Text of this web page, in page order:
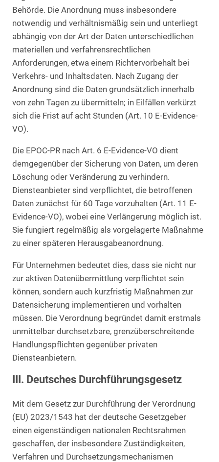
Behörde. Die Anordnung muss insbesondere
notwendig und verhältnismäßig sein und unterliegt
abhängig von der Art der Daten unterschiedlichen
materiellen und verfahrensrechtlichen
Anforderungen, etwa einem Richtervorbehalt bei
Verkehrs- und Inhaltsdaten. Nach Zugang der
Anordnung sind die Daten grundsätzlich innerhalb
von zehn Tagen zu übermitteln; in Eilfällen verkürzt
sich die Frist auf acht Stunden (Art. 10 E-Evidence-
VO).
Die EPOC-PR nach Art. 6 E-Evidence-VO dient
demgegenüber der Sicherung von Daten, um deren
Löschung oder Veränderung zu verhindern.
Diensteanbieter sind verpflichtet, die betroffenen
Daten zunächst für 60 Tage vorzuhalten (Art. 11 E-
Evidence-VO), wobei eine Verlängerung möglich ist.
Sie fungiert regelmäßig als vorgelagerte Maßnahme
zu einer späteren Herausgabeanordnung.
Für Unternehmen bedeutet dies, dass sie nicht nur
zur aktiven Datenübermittlung verpflichtet sein
können, sondern auch kurzfristig Maßnahmen zur
Datensicherung implementieren und vorhalten
müssen. Die Verordnung begründet damit erstmals
unmittelbar durchsetzbare, grenzüberschreitende
Handlungspflichten gegenüber privaten
Diensteanbietern.
III. Deutsches Durchführungsgesetz
Mit dem Gesetz zur Durchführung der Verordnung
(EU) 2023/1543 hat der deutsche Gesetzgeber
einen eigenständigen nationalen Rechtsrahmen
geschaffen, der insbesondere Zuständigkeiten,
Verfahren und Durchsetzungsmechanismen